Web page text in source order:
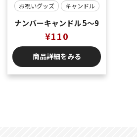
お祝いグッズ キャンドル
ナンバーキャンドル 5〜9
¥110
商品詳細をみる